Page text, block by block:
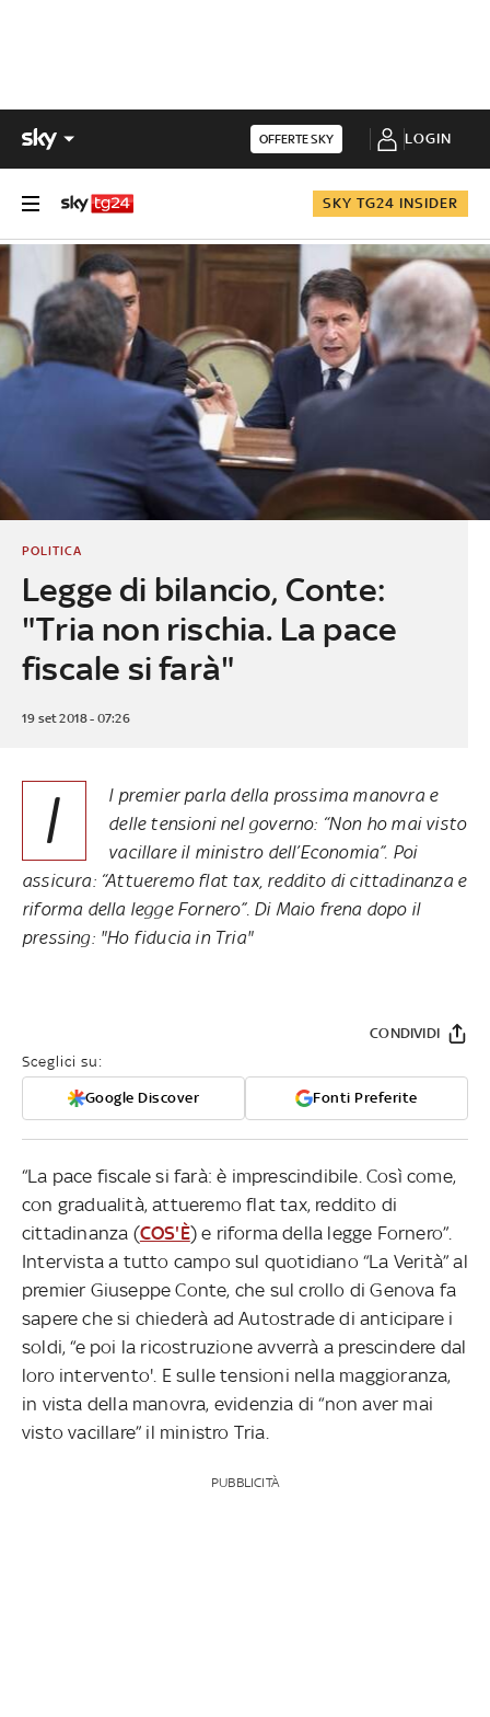
OFFERTE SKY LOGIN
SKY TG24 INSIDER
Legge di bilancio, Conte:
"Tria non rischia. La pace
fiscale si farà"
POLITICA
19 set 2018 - 07:26
I
l premier parla della prossima manovra e
delle tensioni nel governo: “Non ho mai visto
vacillare il ministro dell’Economia”. Poi
assicura: “Attueremo flat tax, reddito di cittadinanza e
riforma della legge Fornero”. Di Maio frena dopo il
pressing: "Ho fiducia in Tria"
Sceglici su:
Google Discover Fonti Preferite
CONDIVIDI
“La pace fiscale si farà: è imprescindibile. Così come,
con gradualità, attueremo flat tax, reddito di
cittadinanza (COS'È) e riforma della legge Fornero”.
Intervista a tutto campo sul quotidiano “La Verità” al
premier Giuseppe Conte, che sul crollo di Genova fa
sapere che si chiederà ad Autostrade di anticipare i
soldi, “e poi la ricostruzione avverrà a prescindere dal
loro intervento'. E sulle tensioni nella maggioranza,
in vista della manovra, evidenzia di “non aver mai
visto vacillare” il ministro Tria.
PUBBLICITÀ